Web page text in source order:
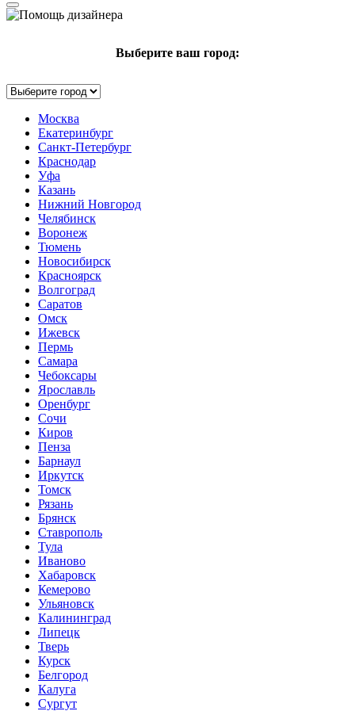
Выберите ваш город:
Москва
Екатеринбург
Санкт-Петербург
Краснодар
Уфа
Казань
Нижний Новгород
Челябинск
Воронеж
Тюмень
Новосибирск
Красноярск
Волгоград
Саратов
Омск
Ижевск
Пермь
Самара
Чебоксары
Ярославль
Оренбург
Сочи
Киров
Пенза
Барнаул
Иркутск
Томск
Рязань
Брянск
Ставрополь
Тула
Иваново
Хабаровск
Кемерово
Ульяновск
Калининград
Липецк
Тверь
Курск
Белгород
Калуга
Сургут